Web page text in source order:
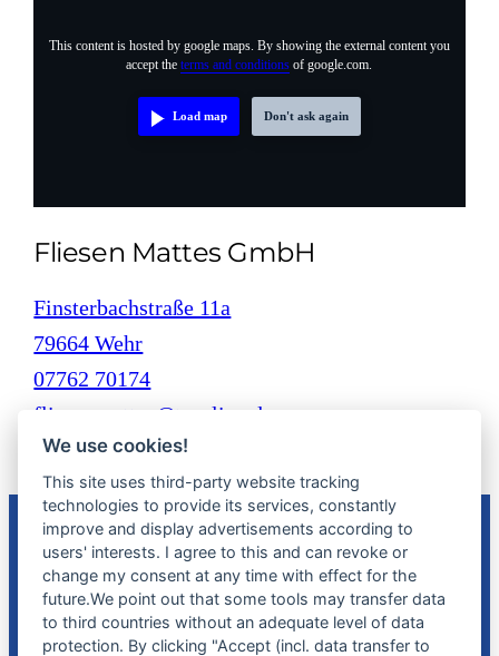
This content is hosted by google maps. By showing the external content you
accept theterms and conditions of google.com.
Load map Don't ask again
Fliesen Mattes GmbH
Finsterbachstraße 11a
79664 Wehr
07762 70174
fliesenmattes@t-online.de
Fliesen Mattes
Finsterbachstraße 11a
79664 Wehr
We use cookies!
This site uses third-party website tracking
technologies to provide its services, constantly
improve and display advertisements according to
users' interests. I agree to this and can revoke or
change my consent at any time with effect for the
future.We point out that some tools may transfer data
to third countries without an adequate level of data
protection. By clicking "Accept (incl. data transfer to